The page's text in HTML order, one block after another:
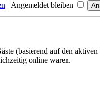
| Angemeldet bleiben
(basierend auf den
online waren.